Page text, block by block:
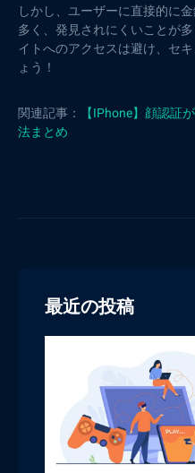
しかし、ユーザーに直接的に
多く、発見されにくいことが
イトへのアクセスは避け、セ
ょう！
関連記事：
【IPhone】顔認証
法まとめ
最近の投稿